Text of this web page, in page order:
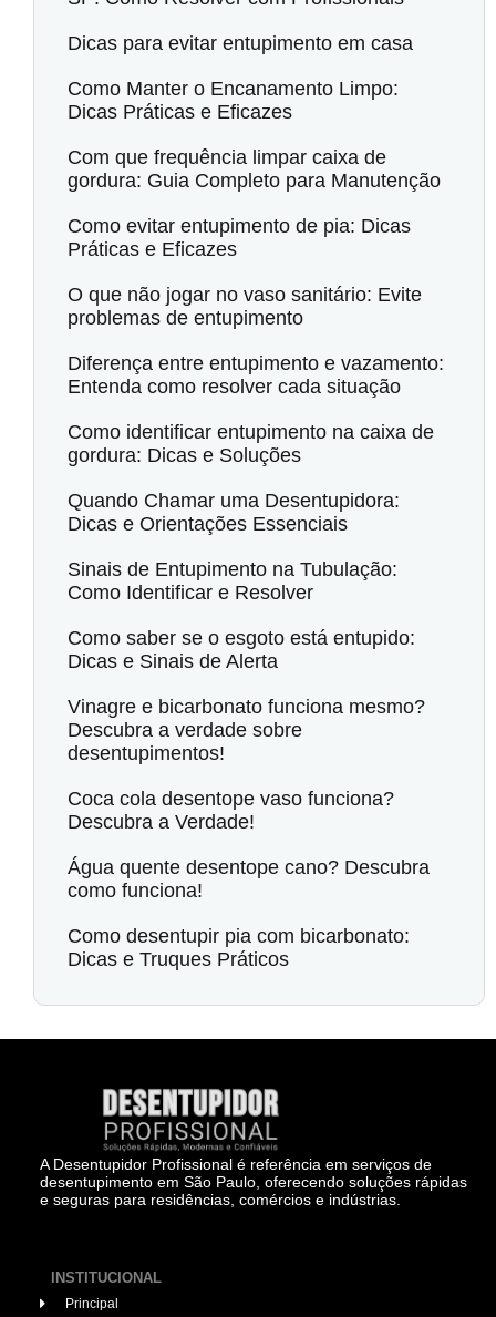
Dicas para evitar entupimento em casa
Como Manter o Encanamento Limpo:
Dicas Práticas e Eficazes
Com que frequência limpar caixa de
gordura: Guia Completo para Manutenção
Como evitar entupimento de pia: Dicas
Práticas e Eficazes
O que não jogar no vaso sanitário: Evite
problemas de entupimento
Diferença entre entupimento e vazamento:
Entenda como resolver cada situação
Como identificar entupimento na caixa de
gordura: Dicas e Soluções
Quando Chamar uma Desentupidora:
Dicas e Orientações Essenciais
Sinais de Entupimento na Tubulação:
Como Identificar e Resolver
Como saber se o esgoto está entupido:
Dicas e Sinais de Alerta
Vinagre e bicarbonato funciona mesmo?
Descubra a verdade sobre
desentupimentos!
Coca cola desentope vaso funciona?
Descubra a Verdade!
Água quente desentope cano? Descubra
como funciona!
Como desentupir pia com bicarbonato:
Dicas e Truques Práticos
A Desentupidor Profissional é referência em serviços de
desentupimento em São Paulo, oferecendo soluções rápidas
e seguras para residências, comércios e indústrias.
INSTITUCIONAL
Principal